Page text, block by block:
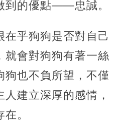
到的優點——忠誠。
在乎狗狗是否對自己
就會對狗狗有著一絲
狗也不負所望，不僅
建立深厚的感情，
。